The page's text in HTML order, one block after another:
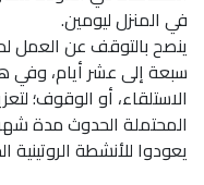
في المنزل ليومين.
ينصح بالتوقف عن العمل
سبعة إلى عشر أيام، وفي
الاستلقاء، أو الوقوف؛
المحتملة الحدوث مدة
يعودوا للأنشطة